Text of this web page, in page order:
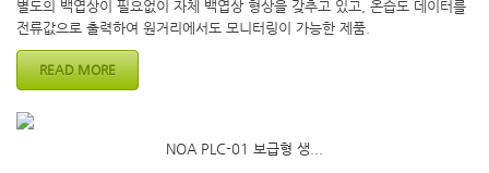
별도의 백엽상이 필요없이 자체 백엽상 형상을 갖추고 있고, 온습도 데이터를
전류값으로 출력하여 원거리에서도 모니터링이 가능한 제품.
READ MORE
NOA PLC-01 보급형 생...